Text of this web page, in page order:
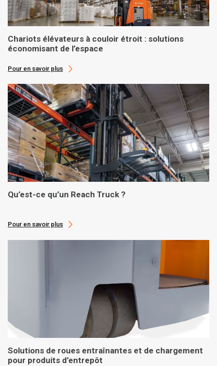
Chariots élévateurs à couloir étroit : solutions
économisant de l’espace
Pour en savoir plus
Qu’est-ce qu’un Reach Truck ?
Pour en savoir plus
Solutions de roues entraînantes et de chargement
pour produits d’entrepôt